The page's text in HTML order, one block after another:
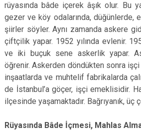
rüyasında bâde içerek âşık olur. Bu
gezer ve köy odalarında, düğünlerde,
şiirler söyler. Aynı zamanda askere
çiftçilik yapar. 1952 yılında evlenir.
ve iki buçuk sene askerlik yapar.
öğrenir. Askerden döndükten sonra
inşaatlarda ve muhtelif fabrikalarda
de İstanbul’a göçer, işçi emeklisidir.
ilçesinde yaşamaktadır. Bağrıyanık, üç
Rüyasında Bâde İçmesi, Mahlas